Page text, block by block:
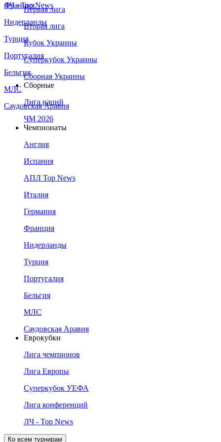
Франция
Нидерланды
Турция
Португалия
Бельгия
МЛС
Саудовская Аравия
ЛЧ - Top News
Первая лига
Вторая лига
Кубок Украины
Суперкубок Украины
Сборная Украины
Сборные
Лига наций
ЧМ 2026
Чемпионаты
Англия
Испания
АПЛ Top News
Италия
Германия
Франция
Нидерланды
Турция
Португалия
Бельгия
МЛС
Саудовская Аравия
Еврокубки
Лига чемпионов
Лига Европы
Суперкубок УЕФА
Лига конференций
ЛЧ - Top News
Ко всем турнирам